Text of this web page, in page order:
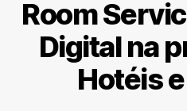
Room
Digital na
Hotéis